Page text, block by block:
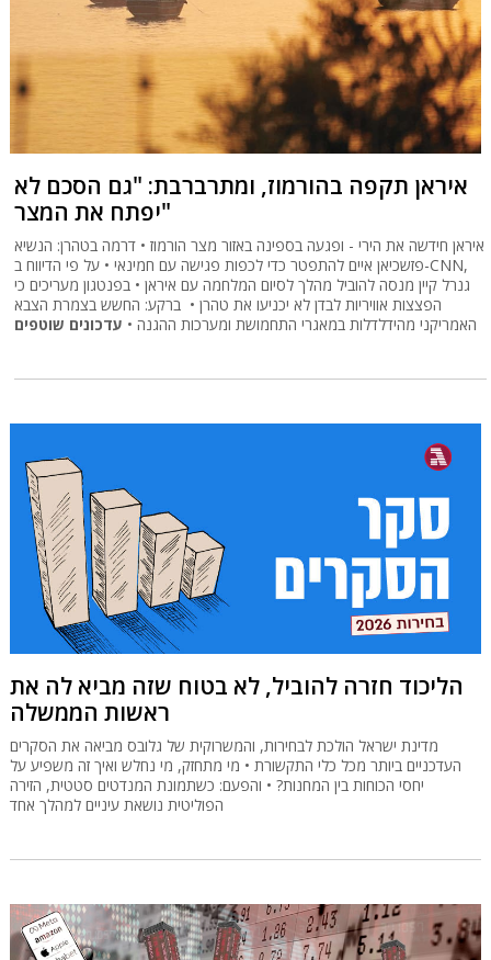
איראן תקפה בהורמוז, ומתרברבת: "גם הסכם לא
יפתח את המצר"
איראן חידשה את הירי - ופגעה בספינה באזור מצר הורמוז • דרמה בטהרן: הנשיא
פזשכיאן איים להתפטר כדי לכפות פגישה עם חמינאי • על פי הדיווח ב-CNN,
גנרל קיין מנסה להוביל מהלך לסיום המלחמה עם איראן • בפנטגון מעריכים כי
הפצצות אוויריות לבדן לא יכניעו את טהרן • ברקע: החשש בצמרת הצבא
האמריקני מהידלדלות במאגרי התחמושת ומערכות ההגנה • עדכונים שוטפים
הליכוד חזרה להוביל, לא בטוח שזה מביא לה את
ראשות הממשלה
מדינת ישראל הולכת לבחירות, והמשרוקית של גלובס מביאה את הסקרים
העדכניים ביותר מכל כלי התקשורת • מי מתחזק, מי נחלש ואיך זה משפיע על
יחסי הכוחות בין המחנות? • והפעם: כשתמונת המנדטים סטטית, הזירה
הפוליטית נושאת עיניים למהלך אחד